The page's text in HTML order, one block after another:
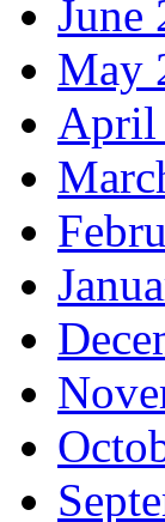
June
May
April